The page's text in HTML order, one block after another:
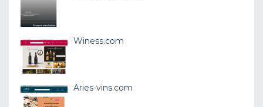
Winess.com
Aries-vins.com